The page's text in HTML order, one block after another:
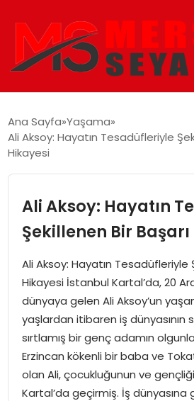
EKONOMI
GÜNCEL
Ana Sayfa Yaşama
Ali Aksoy: Hayatın Tesadüfleriyle
Hikayesi
Ali Aksoy: Hayatın
Şekillenen Bir
Ali Aksoy: Hayatın Tesadüfleriyle
Hikayesi İstanbul Kartal’da, 20
dünyaya gelen Ali Aksoy’un
yaşlardan itibaren iş dünyasının
sırtlamış bir genç adamın
Erzincan kökenli bir baba ve
olan Ali, çocukluğunun ve
Kartal’da geçirmiş. İş dünyasına